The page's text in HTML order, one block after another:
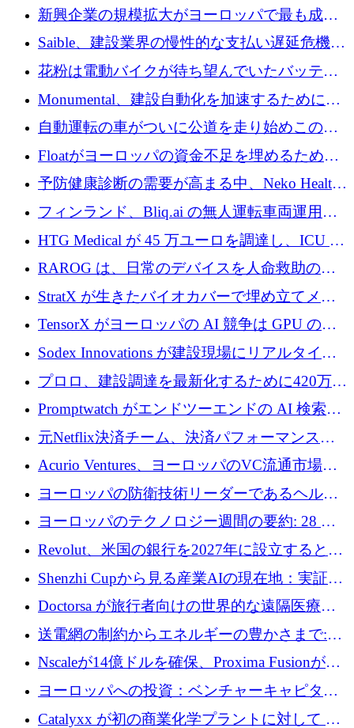
後、アムステルダムに根を張る
新興企業の規模拡大がヨーロッパで最も成功
した創業者を生み出す、アントラー氏が発見
Saible、建設業界の慢性的な支払い遅延危機に
対処するために 290 万ポンドを調達
花粉は電動バイクが待ち望んでいたバッテリ
ー交換ネットワークを構築している
Monumental、建設自動化を加速するためにシ
リーズ B で 3,200 万ドルを確保
自動運転の車がついに公道を走り始めこの国
が世界をリードしようとしている
Floatがヨーロッパの資金不足を埋めるために
シリーズAで450万ユーロを調達
予防健康診断の需要が高まる中、Neko Health
が 7 億ドルを調達
フィンランド、Bliq.ai の無人運転車両運用を
認可
HTG Medical が 45 万ユーロを調達し、ICU の
尿モニタリングを自動化するための MDR 認
証を獲得
RAROG は、日常のデバイスを人命救助の救
助ビーコンに変えるために 16 万 2,000 ユーロ
StratX が生きたバイオカバーで埋め立てメタ
ン対策に 119 万ドルを調達
TensorX がヨーロッパの AI 競争は GPU の所
有者によって決まると考える理由
Sodex Innovations が建設現場にリアルタイム
のインテリジェンスをもたらすために 400 万
ユーロを確保
プロロ、建設調達を最新化するために420万ポ
ンドを調達
Promptwatch がエンドツーエンドの AI 検索最
適化プラットフォームを拡張するために 600
万ユーロを調達
元Netflix決済チーム、決済パフォーマンスプ
ラットフォームNopanのためにこれまでに720
万ユーロを調達
Acurio Ventures、ヨーロッパのVC流通市場の
流動性を解放するために1億1,500万ユーロの
ファンドを立ち上げる
ヨーロッパの防衛技術リーダーであるヘルシ
ングは、180億ドルの評価額で18億ドルのシリ
ヨーロッパのテクノロジー週間の要約: 28 億
ユーロを超える 70 以上のテクノロジー資金調
Revolut、米国の銀行を2027年に設立すると米
国の社長が語る
Shenzhi Cupから見る産業AIの現在地：実証と
産業実装への道筋
Doctorsa が旅行者向けの世界的な遠隔医療プ
ラットフォームを拡大するために 100 万ユー
ロを調達
送電網の制約からエネルギーの豊かさまで:
Envision の Gobi X がヨーロッパの AI の未来
Nscaleが14億ドルを確保、Proxima Fusionが4
億1,100万ユーロを獲得、Invest EuropeはVCの
ヨーロッパへの投資：ベンチャーキャピタル
が過去2番目に高い水準に到達
Catalyxx が初の商業化学プラントに対して EU